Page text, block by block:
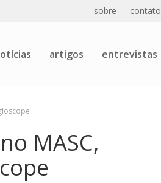
sobre contato
artigos entrevistas
MASC,